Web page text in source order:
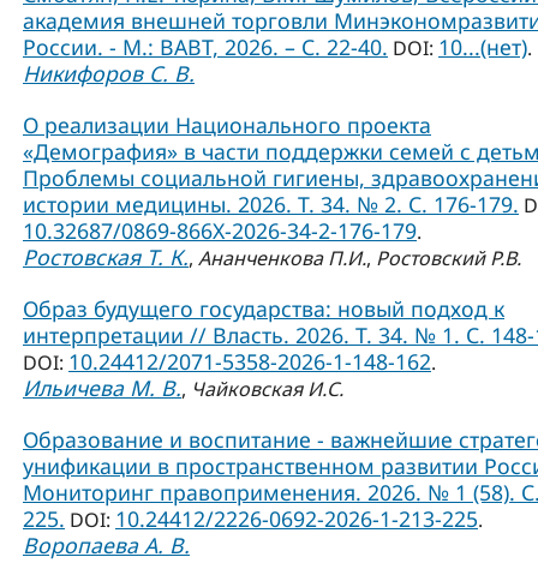
академия внешней торговли
России. - М.: ВАВТ, 2026. – С. 22-40. DOI: 10...(нет).
Никифоров С. В.
О реализации Национального проекта
«Демография» в части поддержки семей с
Проблемы социальной гигиены,
истории медицины. 2026. Т. 34. № 2. С. 176-179.
10.32687/0869-866X-2026-34-2-176-179.
Ростовская Т. К., Ананченкова П.И., Ростовский Р.В.
Образ будущего государства: новый подход к
интерпретации // Власть. 2026. Т. 34. № 1. С.
DOI: 10.24412/2071-5358-2026-1-148-162.
Ильичева М. В., Чайковская И.С.
Образование и воспитание - важнейшие
унификации в пространственном развитии
Мониторинг правоприменения. 2026. № 1 (58).
225. DOI: 10.24412/2226-0692-2026-1-213-225.
Воропаева А. В.